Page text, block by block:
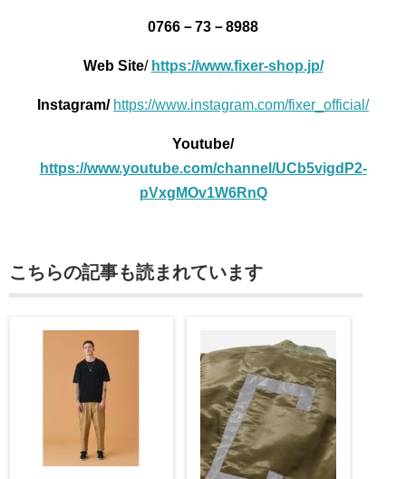
0766－73－8988
Web Site/ https://www.fixer-shop.jp/
Instagram/ https://www.instagram.com/fixer_official/
Youtube/
https://www.youtube.com/channel/UCb5vigdP2-
pVxgMOv1W6RnQ
こちらの記事も読まれています